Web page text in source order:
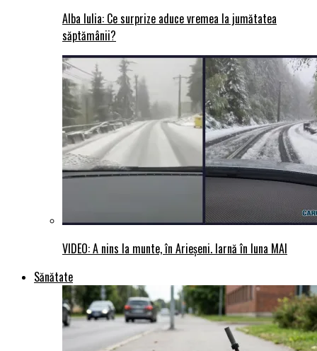
Alba Iulia: Ce surprize aduce vremea la jumătatea
săptămânii?
VIDEO: A nins la munte, în Arieșeni. Iarnă în luna MAI
Sănătate